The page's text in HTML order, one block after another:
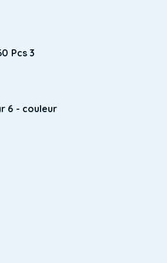
Pcs 3
6 - couleur